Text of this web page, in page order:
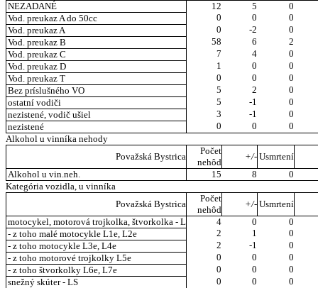
NEZADANÉ
12 5
0
Vod. preukaz A do 50cc
0 0
0
Vod. preukaz A
0 -2
0
Vod. preukaz B
58 6
2
Vod. preukaz C
7 4
0
Vod. preukaz D
1 0
0
Vod. preukaz T
0 0
0
Bez príslušného VO
5 2
0
ostatní vodiči
5 -1
0
nezistené, vodič ušiel
3 -1
0
nezistené
0 0
0
Alkohol u vinníka nehody
Považská Bystrica
Počet
nehôd
+/- Usmrtení
Alkohol u vin.neh.
15 8
0
Kategória vozidla, u vinníka
Považská Bystrica
Počet
nehôd
+/- Usmrtení
motocykel, motorová trojkolka, štvorkolka - L
4 0
0
- z toho malé motocykle L1e, L2e
2 1
0
- z toho motocykle L3e, L4e
2 -1
0
- z toho motorové trojkolky L5e
0 0
0
- z toho štvorkolky L6e, L7e
0 0
0
snežný skúter - LS
0 0
0